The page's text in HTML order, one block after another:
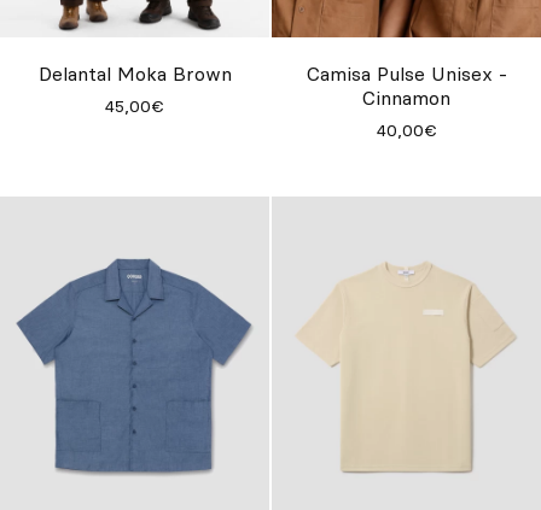
Delantal Moka Brown
45,00€
Camisa Pulse Unisex -
Cinnamon
40,00€